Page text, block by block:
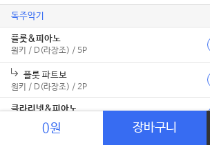
독주악기
플룻&피아노
원키 / D(라장조) / 5P
플룻 파트보
원키 / D(라장조) / 2P
클라리넷&피아노
원키 / D(라장조) / 5P
0원 장바구니